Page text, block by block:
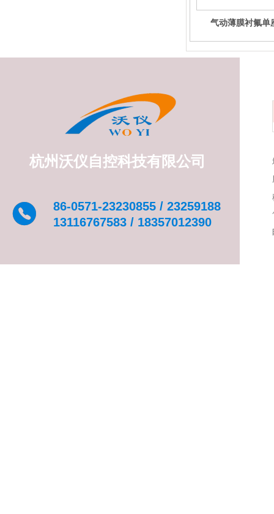
气动薄膜衬氟单
86-0571-23230855 / 23259188
13116767583 / 18357012390
杭州沃仪自控科技有限公司